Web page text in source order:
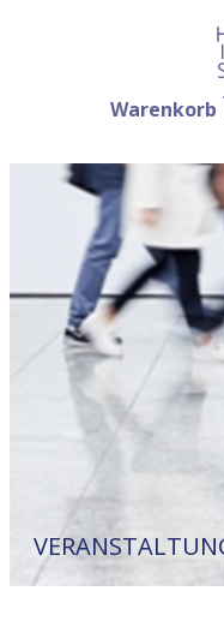
Warenkorb